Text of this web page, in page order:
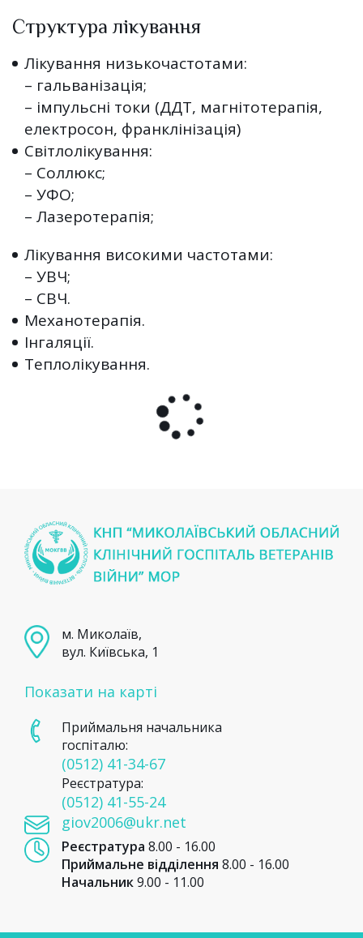
Структура лікування
Лікування низькочастотами:
– гальванізація;
– імпульсні токи (ДДТ, магнітотерапія,
електросон, франклінізація)
Світлолікування:
– Соллюкс;
– УФО;
– Лазеротерапія;
Лікування високими частотами:
– УВЧ;
– СВЧ.
Механотерапія.
Інгаляції.
Теплолікування.
м. Миколаїв,
вул. Київська, 1
Показати на карті
Приймальня начальника
госпіталю:
(0512) 41-34-67
Реєстратура:
(0512) 41-55-24
giov2006@ukr.net
Реєстратура 8.00 - 16.00
Приймальне відділення 8.00 - 16.00
Начальник9.00 - 11.00